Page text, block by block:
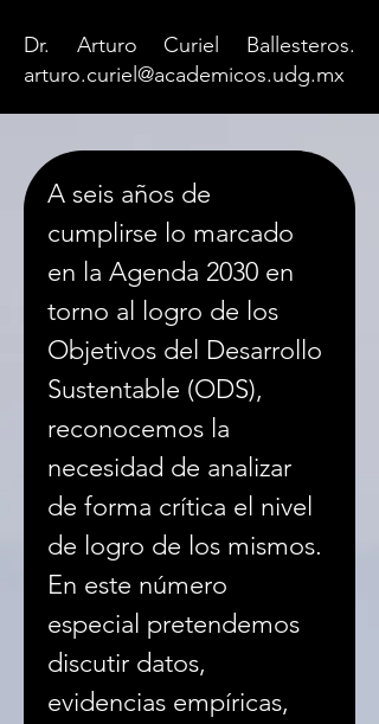
Dr. Arturo Curiel Ballesteros.
arturo.curiel@academicos.udg.mx
A seis años de
cumplirse lo marcado
en la Agenda 2030 en
torno al logro de los
Objetivos del Desarrollo
Sustentable (ODS),
reconocemos la
necesidad de analizar
de forma crítica el nivel
de logro de los mismos.
En este número
especial pretendemos
discutir datos,
evidencias empíricas,